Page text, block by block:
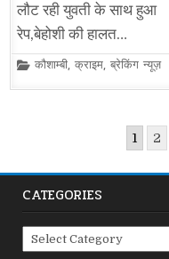
लौट रही युवती के साथ हुआ
रेप,बेहोशी की हालत…
Posted
कौशाम्बी,क्राइम,ब्रेकिंग न्यूज़
pagination
1 2
CATEGORIES
Categories